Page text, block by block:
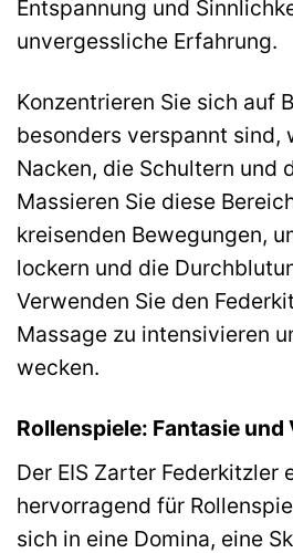
Entspannung und
unvergessliche Erfahrung.
Konzentrieren Sie sich auf
besonders verspannt sind,
Nacken, die Schultern und
Massieren Sie diese
kreisenden Bewegungen,
lockern und die
Verwenden Sie den
Massage zu intensivieren
wecken.
Rollenspiele: Fantasie
Der EIS Zarter Federkitzler
hervorragend für
sich in eine Domina, eine